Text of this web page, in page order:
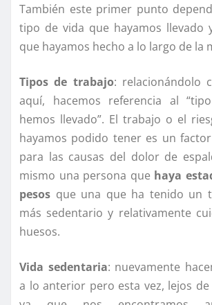
También este primer punto
tipo de vida que hayamos llevado
que hayamos hecho a lo largo de la
Tipos de trabajo: relacionándolo
aquí, hacemos referencia al
hemos llevado”. El trabajo o el
hayamos podido tener es un
para las causas del dolor de
mismo una persona que haya
pesos que una que ha tenido un
más sedentario y relativamente
huesos.
Vida sedentaria: nuevamente
a lo anterior pero esta vez, lejos